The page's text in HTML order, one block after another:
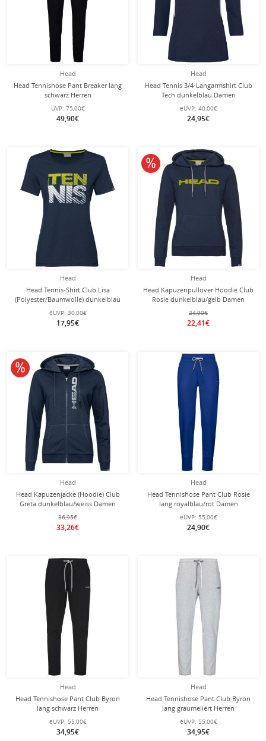
Head
Head Tennishose Pant Breaker lang
schwarz Herren
UVP: 75,00€
49,90€
Head
Head Tennis 3/4-Langarmshirt Club
Tech dunkelblau Damen
eUVP: 40,00€
24,95€
Head
Head Tennis-Shirt Club Lisa
(Polyester/Baumwolle) dunkelblau
Damen
eUVP: 30,00€
17,95€
Head
Head Kapuzenpullover Hoodie Club
Rosie dunkelblau/gelb Damen
24,90€
22,41€
10% reduziert
Head
Head Kapuzenjacke (Hoodie) Club
Greta dunkelblau/weiss Damen
36,95€
33,26€
10% reduziert
Head
Head Tennishose Pant Club Rosie
lang royalblau/rot Damen
eUVP: 55,00€
24,90€
Head
Head Tennishose Pant Club Byron
lang schwarz Herren
eUVP: 55,00€
34,95€
Head
Head Tennishose Pant Club Byron
lang graumeliert Herren
eUVP: 55,00€
34,95€